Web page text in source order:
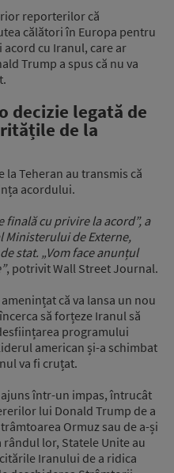
reporterilor că
călători în Europa pentru
cu Iranul, care ar
Trump a spus că nu va
decizie legată de
de la
Teheran au transmis că
acordului.
finală cu privire la acord”, a
de Externe,
stat. „Vom face anunțul
, potrivit Wall Street Journal.
că va lansa un nou
să forțeze Iranul să
programului
american și-a schimbat
va fi cruțat.
într-un impas, întrucât
lui Donald Trump de a
Ormuz sau de a-și
lor, Statele Unite au
Iranului de a ridica